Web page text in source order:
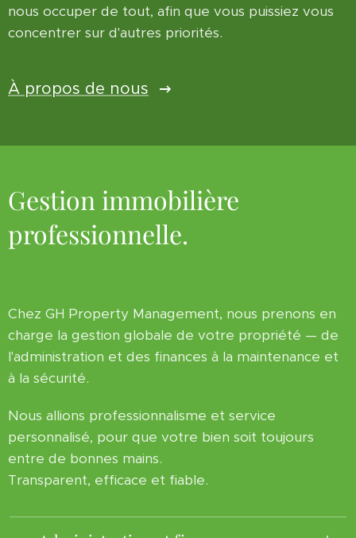
nous occuper de tout, afin que vous puissiez vous
concentrer sur d'autres priorités.
À propos de nous
Gestion immobilière
professionnelle.
Chez GH Property Management, nous prenons en
charge la gestion globale de votre propriété — de
l'administration et des finances à la maintenance et
à la sécurité.
Nous allions professionnalisme et service
personnalisé, pour que votre bien soit toujours
entre de bonnes mains.
Transparent, efficace et fiable.